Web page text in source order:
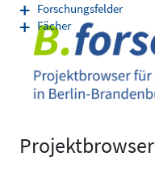
Projektbrowser
Forschungsfelder
Fächer